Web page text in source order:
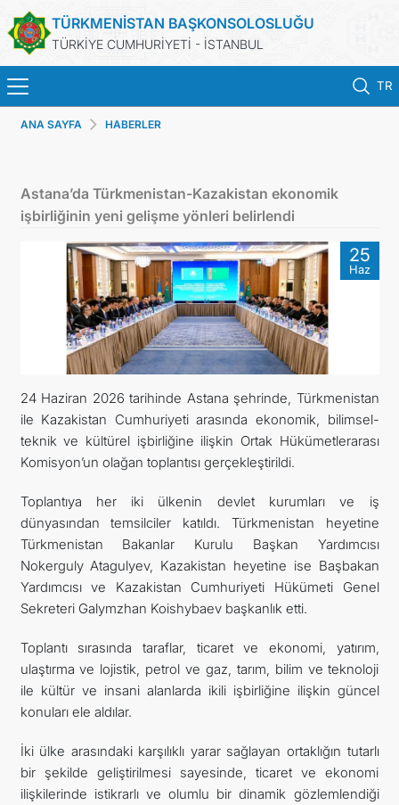
TÜRKMENİSTAN BAŞKONSOLOSLUĞU
TÜRKİYE CUMHURİYETİ - İSTANBUL
TR
TÜRKMENISTAN
KONSOLOSLUK RANDEVU SISTEMI
KONSOLOSLUK IŞLEMLERI
DB
İLETIŞIM
ANA SAYFA HABERLER
Astana’da Türkmenistan-Kazakistan ekonomik
işbirliğinin yeni gelişme yönleri belirlendi
25
Haz
24 Haziran 2026 tarihinde Astana şehrinde, Türkmenistan
ile Kazakistan Cumhuriyeti arasında ekonomik, bilimsel-
teknik ve kültürel işbirliğine ilişkin Ortak Hükümetlerarası
Komisyon’un olağan toplantısı gerçekleştirildi.
Toplantıya her iki ülkenin devlet kurumları ve iş
dünyasından temsilciler katıldı. Türkmenistan heyetine
Türkmenistan Bakanlar Kurulu Başkan Yardımcısı
Nokerguly Atagulyev, Kazakistan heyetine ise Başbakan
Yardımcısı ve Kazakistan Cumhuriyeti Hükümeti Genel
Sekreteri Galymzhan Koishybaev başkanlık etti.
Toplantı sırasında taraflar, ticaret ve ekonomi, yatırım,
ulaştırma ve lojistik, petrol ve gaz, tarım, bilim ve teknoloji
ile kültür ve insani alanlarda ikili işbirliğine ilişkin güncel
konuları ele aldılar.
İki ülke arasındaki karşılıklı yarar sağlayan ortaklığın tutarlı
bir şekilde geliştirilmesi sayesinde, ticaret ve ekonomi
ilişkilerinde istikrarlı ve olumlu bir dinamik gözlemlendiği